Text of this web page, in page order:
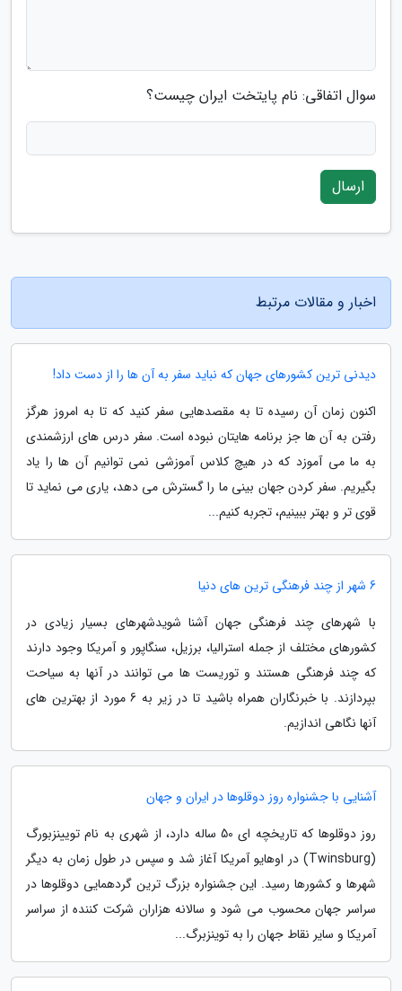
سوال اتفاقی: نام پایتخت ایران چیست؟
ارسال
اخبار و مقالات مرتبط
دیدنی ترین کشورهای جهان که نباید سفر به آن ها را از دست داد!
اکنون زمان آن رسیده تا به مقصدهایی سفر کنید که تا به امروز هرگز
رفتن به آن ها جز برنامه هایتان نبوده است. سفر درس های ارزشمندی
به ما می آموزد که در هیچ کلاس آموزشی نمی توانیم آن ها را یاد
بگیریم. سفر کردن جهان بینی ما را گسترش می دهد، یاری می نماید تا
قوی تر و بهتر ببینیم، تجربه کنیم...
6 شهر از چند فرهنگی ترین های دنیا
با شهرهای چند فرهنگی جهان آشنا شویدشهرهای بسیار زیادی در
کشورهای مختلف از جمله استرالیا، برزیل، سنگاپور و آمریکا وجود دارند
که چند فرهنگی هستند و توریست ها می توانند در آنها به سیاحت
بپردازند. با خبرنگاران همراه باشید تا در زیر به 6 مورد از بهترین های
آنها نگاهی اندازیم.
آشنایی با جشنواره روز دوقلوها در ایران و جهان
روز دوقلوها که تاریخچه ای 50 ساله دارد، از شهری به نام تویینزبورگ
(Twinsburg) در اوهایو آمریکا آغاز شد و سپس در طول زمان به دیگر
شهرها و کشورها رسید. این جشنواره بزرگ ترین گردهمایی دوقلوها در
سراسر جهان محسوب می شود و سالانه هزاران شرکت کننده از سراسر
آمریکا و سایر نقاط جهان را به توینزبرگ...